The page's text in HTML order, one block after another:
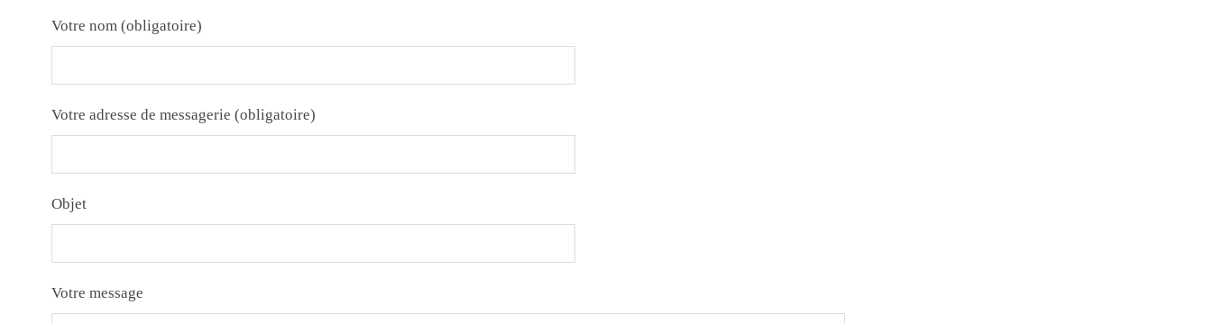
Votre nom (obligatoire)
Votre adresse de messagerie (obligatoire)
Objet
Votre message